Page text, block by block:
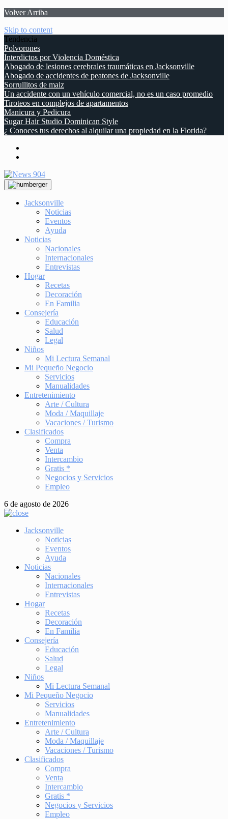
Volver Arriba
Skip to content
Tendencia
Polvorones
Interdictos por Violencia Doméstica
Abogado de lesiones cerebrales traumáticas en Jacksonville
Abogado de accidentes de peatones de Jacksonville
Sorrullitos de maiz
Un accidente con un vehículo comercial, no es un caso promedio
Tiroteos en complejos de apartamentos
Manicura y Pedicura
Sugar Hair Studio Dominican Style
¿ Conoces tus derechos al alquilar una propiedad en la Florida?
Jacksonville
Noticias
Eventos
Ayuda
Noticias
Nacionales
Internacionales
Entrevistas
Hogar
Recetas
Decoración
En Familia
Consejería
Educación
Salud
Legal
Niños
Mi Lectura Semanal
Mi Pequeño Negocio
Servicios
Manualidades
Entretenimiento
Arte / Cultura
Moda / Maquillaje
Vacaciones / Turismo
Clasificados
Compra
Venta
Intercambio
Gratis *
Negocios y Servicios
Empleo
6 de agosto de 2026
Jacksonville
Noticias
Eventos
Ayuda
Noticias
Nacionales
Internacionales
Entrevistas
Hogar
Recetas
Decoración
En Familia
Consejería
Educación
Salud
Legal
Niños
Mi Lectura Semanal
Mi Pequeño Negocio
Servicios
Manualidades
Entretenimiento
Arte / Cultura
Moda / Maquillaje
Vacaciones / Turismo
Clasificados
Compra
Venta
Intercambio
Gratis *
Negocios y Servicios
Empleo